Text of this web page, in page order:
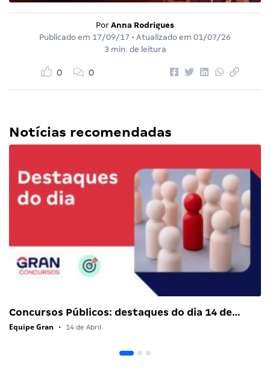
Por Anna Rodrigues
Publicado em 17/09/17 • Atualizado em 01/07/26
3 min. de leitura
0 0
Notícias recomendadas
Concursos Públicos: destaques do dia 14 de…
Equipe Gran • 14 de Abril